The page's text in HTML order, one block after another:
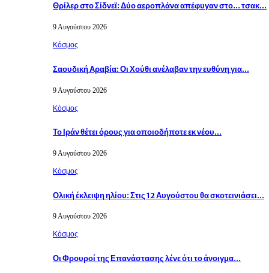
Θρίλερ στο Σίδνεϊ: Δύο αεροπλάνα απέφυγαν στο… τσακ…
9 Αυγούστου 2026
Κόσμος
Σαουδική Αραβία: Οι Χούθι ανέλαβαν την ευθύνη για…
9 Αυγούστου 2026
Κόσμος
Το Ιράν θέτει όρους για οποιοδήποτε εκ νέου…
9 Αυγούστου 2026
Κόσμος
Ολική έκλειψη ηλίου: Στις 12 Αυγούστου θα σκοτεινιάσει…
9 Αυγούστου 2026
Κόσμος
Οι Φρουροί της Επανάστασης λένε ότι το άνοιγμα…